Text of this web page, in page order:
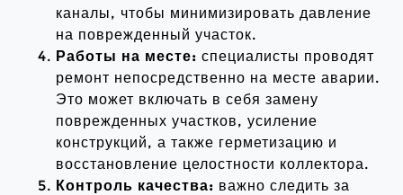
каналы, чтобы минимизировать давление
на поврежденный участок.
Работы на месте: специалисты проводят
ремонт непосредственно на месте аварии.
Это может включать в себя замену
поврежденных участков, усиление
конструкций, а также герметизацию и
восстановление целостности коллектора.
Контроль качества: важно следить за